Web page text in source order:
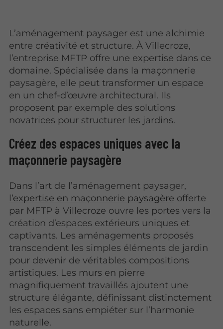
L’aménagement paysager est une alchimie
entre créativité et structure. À Villecroze,
l’entreprise MFTP offre une expertise dans ce
domaine. Spécialisée dans la maçonnerie
paysagère, elle peut transformer un espace
en un chef-d’œuvre architectural. Ils
proposent par exemple des solutions
novatrices pour structurer les jardins.
Créez des espaces uniques avec la
maçonnerie paysagère
Dans l’art de l’aménagement paysager,
l’expertise en maçonnerie paysagère offerte
par MFTP à Villecroze ouvre les portes vers la
création d’espaces extérieurs uniques et
captivants. Les aménagements proposés
transcendent les simples éléments de jardin
pour devenir de véritables compositions
artistiques. Les murs en pierre
magnifiquement travaillés ajoutent une
structure élégante, définissant distinctement
les espaces sans empiéter sur l’harmonie
naturelle.